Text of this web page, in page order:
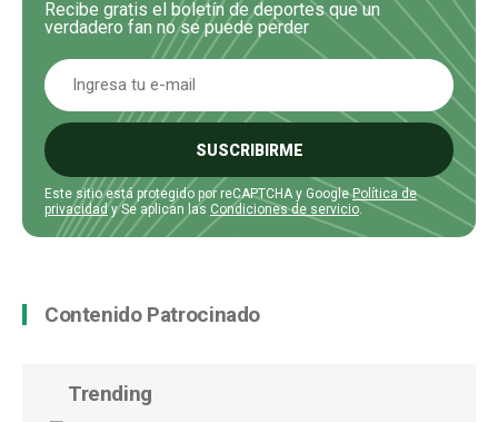
Recibe gratis el boletín de deportes que un
verdadero fan no se puede perder
SUSCRIBIRME
Este sitio está protegido por reCAPTCHA y GooglePolítica de
privacidady Se aplican las Condiciones de servicio.
Contenido Patrocinado
Trending